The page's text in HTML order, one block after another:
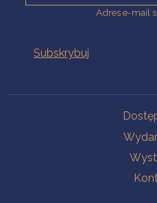
Adres e-mail